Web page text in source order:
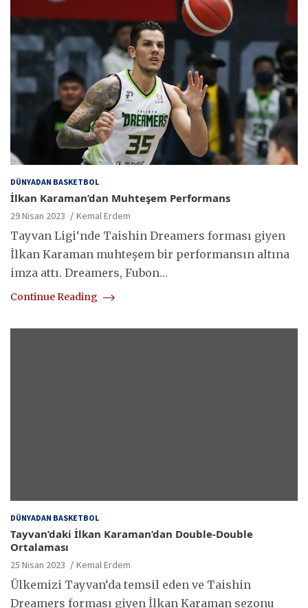
DÜNYADAN BASKETBOL
İlkan Karaman’dan Muhteşem Performans
29 Nisan 2023 Kemal Erdem
Tayvan Ligi‘nde Taishin Dreamers forması giyen
İlkan Karaman muhteşem bir performansın altına
imza attı. Dreamers, Fubon…
Continue Reading
DÜNYADAN BASKETBOL
Tayvan’daki İlkan Karaman’dan Double-Double
Ortalaması
25 Nisan 2023 Kemal Erdem
Ülkemizi Tayvan‘da temsil eden ve Taishin
Dreamers forması giyen İlkan Karaman sezonu